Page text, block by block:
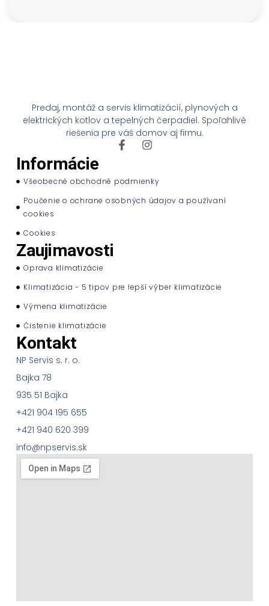
Predaj, montáž a servis klimatizácií, plynových a
elektrických kotlov a tepelných čerpadiel. Spoľahlivé
riešenia pre váš domov aj firmu.
Informácie
Všeobecné obchodné podmienky
Poučenie o ochrane osobných údajov a používaní
cookies
Cookies
Zaujimavosti
Oprava klimatizácie
Klimatizácia - 5 tipov pre lepší výber klimatizácie
Výmena klimatizácie
Čistenie klimatizácie
Kontakt
NP Servis s. r. o.
Bajka 78
935 51 Bajka
+421 904 195 655
+421 940 620 399
info@npservis.sk